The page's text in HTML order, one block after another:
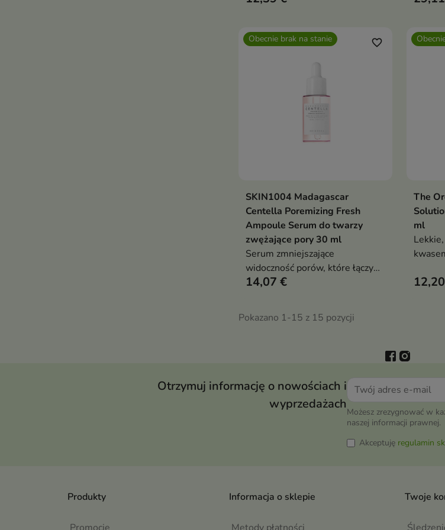
cerę i
Obecnie brak na stanie
Pokaż szczegóły
favorite_border
SKIN1004 Madagascar
Centella Poremizing Fresh
Ampoule Serum do twarzy
zwężające pory 30 ml
Serum zmniejszające
widoczność porów, które łączy
wysokie stężenie wąkroty
peptydów. Nawilża, wygładza i
14,07 €
The
ml
Pokazano 1-15 z 15 pozycji
Otrzymuj informację o nowościach i
wyprzedażach
Możesz zrezygnować w
naszej informacji prawnej.
Akceptuję regulamin
Produkty Informacja o sklepie Twoje